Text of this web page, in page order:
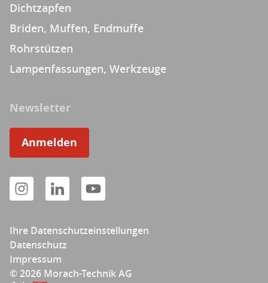
Dichtzapfen
Briden, Muffen, Endmuffe
Rohrstützen
Lampenfassungen, Werkzeuge
Newsletter
Anmelden
Ihre Datenschutzeinstellungen
Datenschutz
Impressum
© 2026 Morach-Technik AG